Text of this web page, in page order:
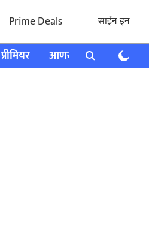
Prime Deals साईन इन
प्रीमियर आणखी राशी भविष्य